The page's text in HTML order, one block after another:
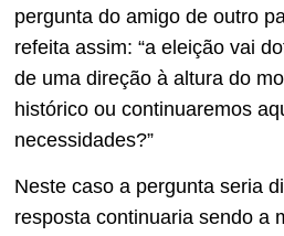
pergunta do amigo de outro
refeita assim: “a eleição vai
de uma direção à altura do
histórico ou continuaremos
necessidades?”
Neste caso a pergunta seria
resposta continuaria sendo a